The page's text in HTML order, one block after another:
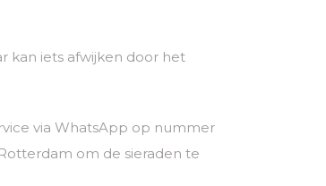
kan iets afwijken door het
via WhatsApp op nummer
om de sieraden te